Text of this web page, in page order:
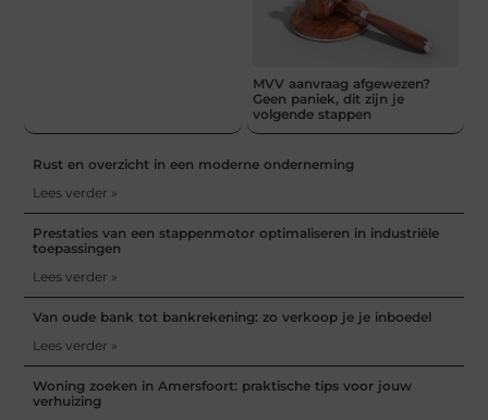
MVV aanvraag afgewezen?
Geen paniek, dit zijn je
volgende stappen
Rust en overzicht in een moderne onderneming
Lees verder »
Prestaties van een stappenmotor optimaliseren in industriële
toepassingen
Lees verder »
Van oude bank tot bankrekening: zo verkoop je je inboedel
Lees verder »
Woning zoeken in Amersfoort: praktische tips voor jouw
verhuizing